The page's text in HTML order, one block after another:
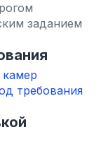
заданием
требования